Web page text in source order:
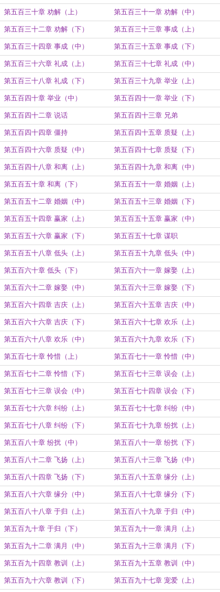
第五百三十章 劝解（上） 第五百三十一章 劝解（中）
第五百三十二章 劝解（下） 第五百三十三章 事成（上）
第五百三十四章 事成（中） 第五百三十五章 事成（下）
第五百三十六章 礼成（上） 第五百三十七章 礼成（中）
第五百三十八章 礼成（下） 第五百三十九章 举业（上）
第五百四十章 举业（中） 第五百四十一章 举业（下）
第五百四十二章 说话 第五百四十三章 兄弟
第五百四十四章 僵持 第五百四十五章 质疑（上）
第五百四十六章 质疑（中） 第五百四十七章 质疑（下）
第五百四十八章 和离（上） 第五百四十九章 和离（中）
第五百五十章 和离（下） 第五百五十一章 婚姻（上）
第五百五十二章 婚姻（中） 第五百五十三章 婚姻（下）
第五百五十四章 赢家（上） 第五百五十五章 赢家（中）
第五百五十六章 赢家（下） 第五百五十七章 谋职
第五百五十八章 低头（上） 第五百五十九章 低头（中）
第五百六十章 低头（下） 第五百六十一章 嫁娶（上）
第五百六十二章 嫁娶（中） 第五百六十三章 嫁娶（下）
第五百六十四章 吉庆（上） 第五百六十五章 吉庆（中）
第五百六十六章 吉庆（下） 第五百六十七章 欢乐（上）
第五百六十八章 欢乐（中） 第五百六十九章 欢乐（下）
第五百七十章 怜惜（上） 第五百七十一章 怜惜（中）
第五百七十二章 怜惜（下） 第五百七十三章 误会（上）
第五百七十三章 误会（中） 第五百七十四章 误会（下）
第五百七十六章 纠纷（上） 第五百七十七章 纠纷（中）
第五百七十八章 纠纷（下） 第五百七十九章 纷扰（上）
第五百八十章 纷扰（中） 第五百八十一章 纷扰（下）
第五百八十二章 飞扬（上） 第五百八十三章 飞扬（中）
第五百八十四章 飞扬（下） 第五百八十五章 缘分（上）
第五百八十六章 缘分（中） 第五百八十七章 缘分（下）
第五百八十八章 于归（上） 第五百八十九章 于归（中）
第五百九十章 于归（下） 第五百九十一章 满月（上）
第五百九十二章 满月（中） 第五百九十三章 满月（下）
第五百九十四章 教训（上） 第五百九十五章 教训（中）
第五百九十六章 教训（下） 第五百九十七章 宠爱（上）